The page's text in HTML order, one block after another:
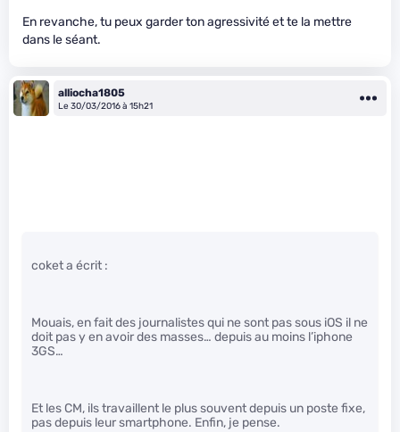
En revanche, tu peux garder ton agressivité et te la mettre
dans le séant.
alliocha1805
Le 30/03/2016 à 15h21
coket a écrit :
Mouais, en fait des journalistes qui ne sont pas sous iOS il ne
doit pas y en avoir des masses… depuis au moins l’iphone
3GS…
Et les CM, ils travaillent le plus souvent depuis un poste fixe,
pas depuis leur smartphone. Enfin, je pense.